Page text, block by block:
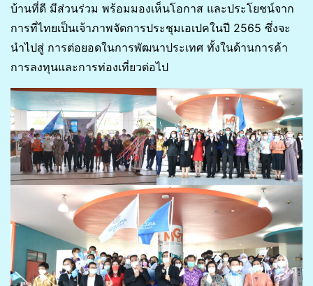
บ้านที่ดี มีส่วนร่วม พร้อมมองเห็นโอกาส และประโยชน์จาก
การที่ไทยเป็นเจ้าภาพจัดการประชุมเอเปคในปี 2565 ซึ่งจะ
นำไปสู่ การต่อยอดในการพัฒนาประเทศ ทั้งในด้านการค้า
การลงทุนและการท่องเที่ยวต่อไป